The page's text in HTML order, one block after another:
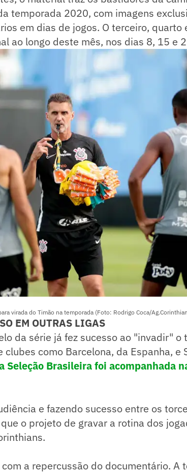
temporada 2020, com imagens
em dias de jogos. O terceiro, quarto
ao longo deste mês, nos dias 8, 15 e
virada do Timão na temporada (Foto: Rodrigo Coca/
EM OUTRAS LIGAS
da série já fez sucesso ao "invadir" o
como Barcelona, da Espanha, e
Seleção Brasileira foi acompanhada
e fazendo sucesso entre os
o projeto de gravar a rotina dos
a repercussão do documentário. A